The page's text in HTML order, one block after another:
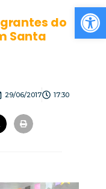
do
Santa
29/06/2017 17:30